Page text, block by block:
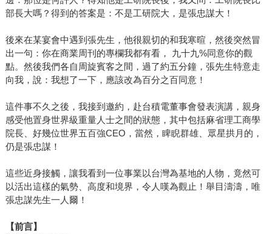
部長大嗎？得到的答案是：不是工研院大，是張忠謀大！
後來在某宴會中遇到張先生，他很親切的和我寒暄，然後突然冒
出一句：你在商業周刊的專欄我都有看， 九十九%同意你的觀
點。然後我們各自周旋賓客之間，過了約五分鐘，張先生特意走
向我，說：我想了一下，應該改為百分之百同意！
這件事不久之後，我接到邀約，赴台積電董事會發表演講，親身
感受他置身世界級重量人士之間的狀態，其中包括麻省理工商學
院長、好幾位世界五百強CEO，當然，睥睨群雄、眾星拱月的，
仍是張忠謀！
這些近身接觸，讓我看到一位事業以台灣為基地的人物，竟然可
以活出這樣的氣勢、高度和境界，令人嘆為觀止！舉目濤濤，唯
張忠謀先生一人爾！
【前言】